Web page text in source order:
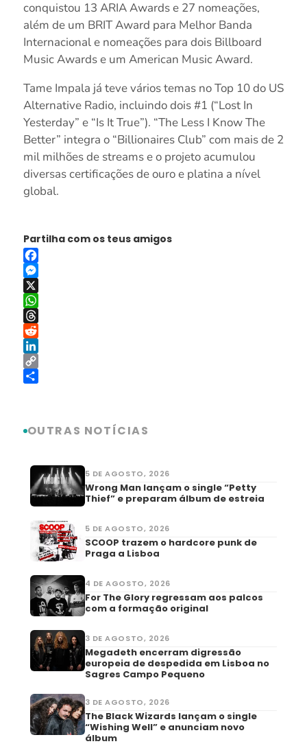
conquistou 13 ARIA Awards e 27 nomeações,
além de um BRIT Award para Melhor Banda
Internacional e nomeações para dois Billboard
Music Awards e um American Music Award.
Tame Impala já teve vários temas no Top 10 do US
Alternative Radio, incluindo dois #1 (“Lost In
Yesterday” e “Is It True”). “The Less I Know The
Better” integra o “Billionaires Club” com mais de 2
mil milhões de streams e o projeto acumulou
diversas certificações de ouro e platina a nível
global.
Partilha com os teus amigos
Facebook
Messenger
X
WhatsApp
Threads
Reddit
LinkedIn
Copy
OUTRAS NOTÍCIAS
5 DE AGOSTO, 2026
Wrong Man lançam o single “Petty
Thief” e preparam álbum de estreia
5 DE AGOSTO, 2026
SCOOP trazem o hardcore punk de
Praga a Lisboa
4 DE AGOSTO, 2026
For The Glory regressam aos palcos
com a formação original
3 DE AGOSTO, 2026
Megadeth encerram digressão
europeia de despedida em Lisboa no
Sagres Campo Pequeno
3 DE AGOSTO, 2026
The Black Wizards lançam o single
“Wishing Well” e anunciam novo
álbum